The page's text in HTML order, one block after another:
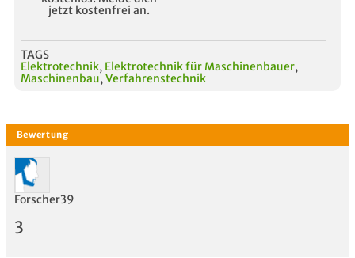
jetzt kostenfrei an.
TAGS
Elektrotechnik, Elektrotechnik für Maschinenbauer,
Maschinenbau, Verfahrenstechnik
Forscher39
3